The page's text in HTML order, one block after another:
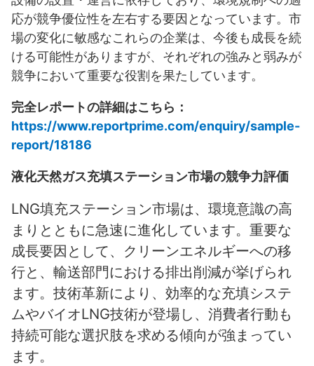
応が競争優位性を左右する要因となっています。市
場の変化に敏感なこれらの企業は、今後も成長を続
ける可能性がありますが、それぞれの強みと弱みが
競争において重要な役割を果たしています。
完全レポートの詳細はこちら：
https://www.reportprime.com/enquiry/sample-
report/18186
液化天然ガス充填ステーション市場の競争力評価
LNG填充ステーション市場は、環境意識の高
まりとともに急速に進化しています。重要な
成長要因として、クリーンエネルギーへの移
行と、輸送部門における排出削減が挙げられ
ます。技術革新により、効率的な充填システ
ムやバイオLNG技術が登場し、消費者行動も
持続可能な選択肢を求める傾向が強まってい
ます。